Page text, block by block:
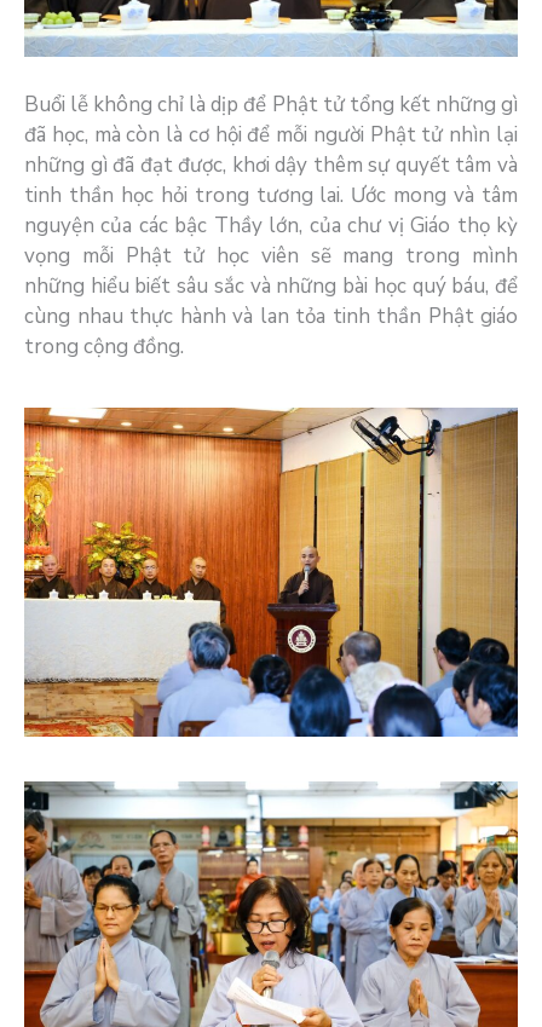
Buổi lễ không chỉ là dịp để Phật tử tổng kết những gì
đã học, mà còn là cơ hội để mỗi người Phật tử nhìn lại
những gì đã đạt được, khơi dậy thêm sự quyết tâm và
tinh thần học hỏi trong tương lai. Ước mong và tâm
nguyện của các bậc Thầy lớn, của chư vị Giáo thọ kỳ
vọng mỗi Phật tử học viên sẽ mang trong mình
những hiểu biết sâu sắc và những bài học quý báu, để
cùng nhau thực hành và lan tỏa tinh thần Phật giáo
trong cộng đồng.